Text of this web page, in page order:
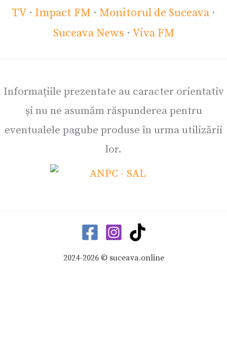
TV · Impact FM · Monitorul de Suceava ·
Suceava News · Viva FM
Informațiile prezentate au caracter orientativ
și nu ne asumăm răspunderea pentru
eventualele pagube produse în urma utilizării
lor.
2024-2026 © suceava.online